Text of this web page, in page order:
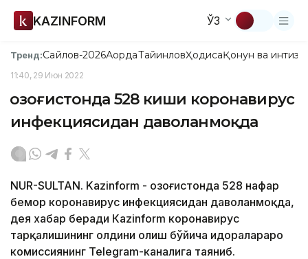
KAZINFORM ЎЗ
Тренд:Сайлов-2026АқордаТайинловҲодисаҚонун ва
11:40, 29 Июн 2022
Қозоғистонда 528 киши коронавирус
инфекциясидан даволанмоқда
NUR-SULTAN. Kazinform - Қозоғистонда 528 нафар
бемор коронавирус инфекциясидан даволанмоқда,
дея хабар беради Кazinform коронавирус
тарқалишининг олдини олиш бўйича идоралараро
комиссиянинг Теlegram-каналига таяниб.